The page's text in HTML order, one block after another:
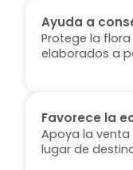
Ayuda a
Protege la
elaborados a
Favorece la
Apoya la venta
lugar de